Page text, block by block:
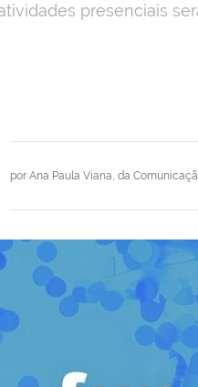
por Ana Paula Viana, da
presenciais